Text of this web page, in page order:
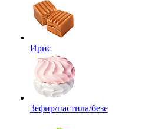
Ирис
Зефир/пастила/безе